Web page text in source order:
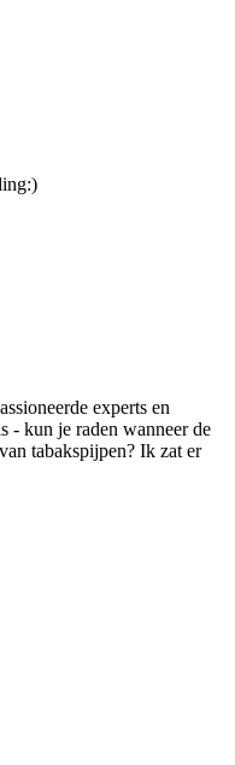
experts en
- kun je raden wanneer de
tabakspijpen? Ik zat er